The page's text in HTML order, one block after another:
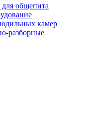
общепита
камер
разборные